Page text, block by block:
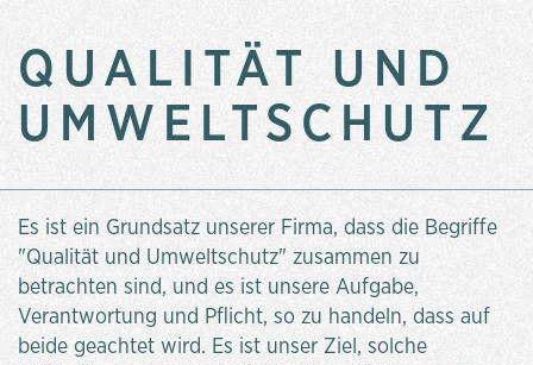
QUALITÄT UND
UMWELTSCHUTZ
Es ist ein Grundsatz unserer Firma, dass die Begriffe
"Qualität und Umweltschutz" zusammen zu
betrachten sind, und es ist unsere Aufgabe,
Verantwortung und Pflicht, so zu handeln, dass auf
beide geachtet wird. Es ist unser Ziel, solche